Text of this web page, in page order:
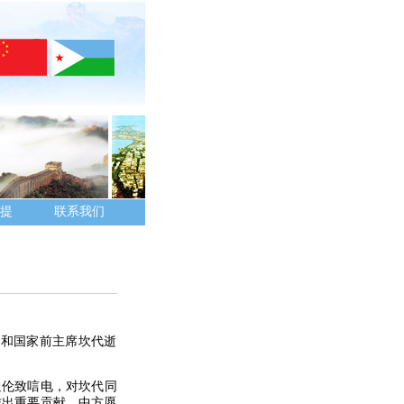
联系我们
国家前主席坎代逝
致唁电，对坎代同